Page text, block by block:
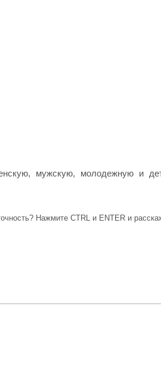
мужскую, молодежную и
Нажмите CTRL и ENTER и